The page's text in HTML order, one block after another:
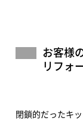
お客様
リフォ
閉鎖的だったキ